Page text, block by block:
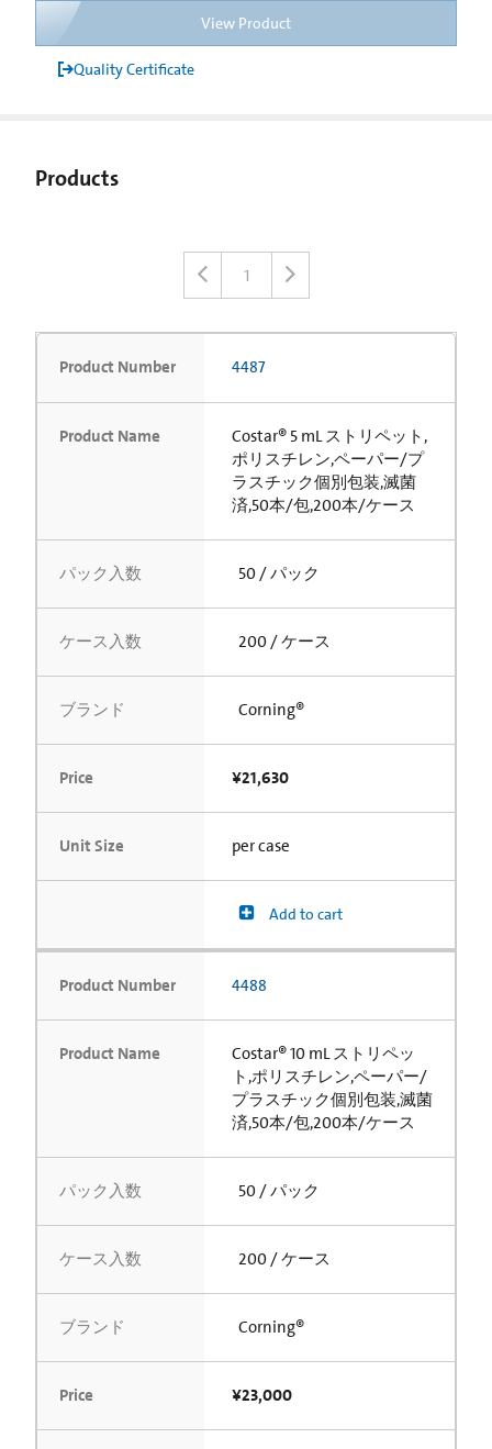
View Product
Quality Certificate
Products
1
Product Number 4487
Product Name
Costar® 5 mL ストリペット,
ポリスチレン,ペーパー/プ
ラスチック個別包装,滅菌
済,50本/包,200本/ケース
パック入数 50 / パック
ケース入数 200 / ケース
ブランド Corning®
Price ¥21,630
Unit Size per case
Add to cart
Product Number 4488
Product Name
Costar® 10 mL ストリペッ
ト,ポリスチレン,ペーパー/
プラスチック個別包装,滅菌
済,50本/包,200本/ケース
パック入数 50 / パック
ケース入数 200 / ケース
ブランド Corning®
Price ¥23,000